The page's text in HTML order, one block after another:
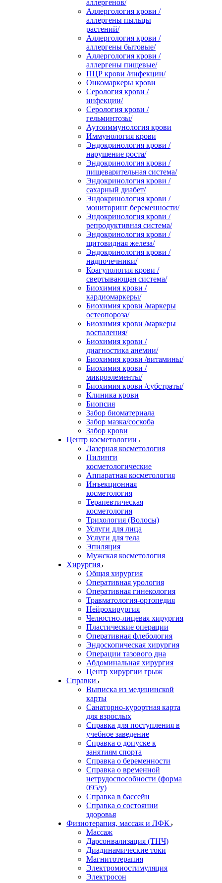
аллергенов/
Аллергология крови /
аллергены пыльцы
растений/
Аллергология крови /
аллергены бытовые/
Аллергология крови /
аллергены пищевые/
ПЦР крови /инфекции/
Онкомаркеры крови
Серология крови /
инфекции/
Серология крови /
гельминтозы/
Аутоиммунология крови
Иммунология крови
Эндокринология крови /
нарушение роста/
Эндокринология крови /
пищеварительная система/
Эндокринология крови /
сахарный диабет/
Эндокринология крови /
мониторинг беременности/
Эндокринология крови /
репродуктивная система/
Эндокринология крови /
щитовидная железа/
Эндокринология крови /
надпочечники/
Коагулология крови /
свертывающая система/
Биохимия крови /
кардиомаркеры/
Биохимия крови /маркеры
остеопороза/
Биохимия крови /маркеры
воспаления/
Биохимия крови /
диагностика анемии/
Биохимия крови /витамины/
Биохимия крови /
микроэлементы/
Биохимия крови /субстраты/
Клиника крови
Биопсия
Забор биоматериала
Забор мазка/соскоба
Забор крови
Центр косметологии
Лазерная косметология
Пилинги
косметологические
Аппаратная косметология
Инъекционная
косметология
Терапевтическая
косметология
Трихология (Волосы)
Услуги для лица
Услуги для тела
Эпиляция
Мужская косметология
Хирургия
Общая хирургия
Оперативная урология
Оперативная гинекология
Травматология-ортопедия
Нейрохирургия
Челюстно-лицевая хирургия
Пластические операции
Оперативная флебология
Эндоскопическая хирургия
Операции тазового дна
Абдоминальная хирургия
Центр хирургии грыж
Справки
Выписка из медицинской
карты
Санаторно-курортная карта
для взрослых
Справка для поступления в
учебное заведение
Справка о допуске к
занятиям спорта
Справка о беременности
Справка о временной
нетрудоспособности (форма
095/у)
Справка в бассейн
Справка о состоянии
здоровья
Физиотерапия, массаж и ЛФК
Массаж
Дарсонвализация (ТНЧ)
Диадинамические токи
Магнитотерапия
Электромиостимуляция
Электросон